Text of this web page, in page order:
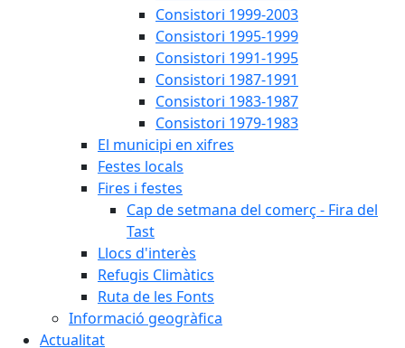
Consistori 1999-2003
Consistori 1995-1999
Consistori 1991-1995
Consistori 1987-1991
Consistori 1983-1987
Consistori 1979-1983
El municipi en xifres
Festes locals
Fires i festes
Cap de setmana del comerç - Fira del
Tast
Llocs d'interès
Refugis Climàtics
Ruta de les Fonts
Informació geogràfica
Actualitat